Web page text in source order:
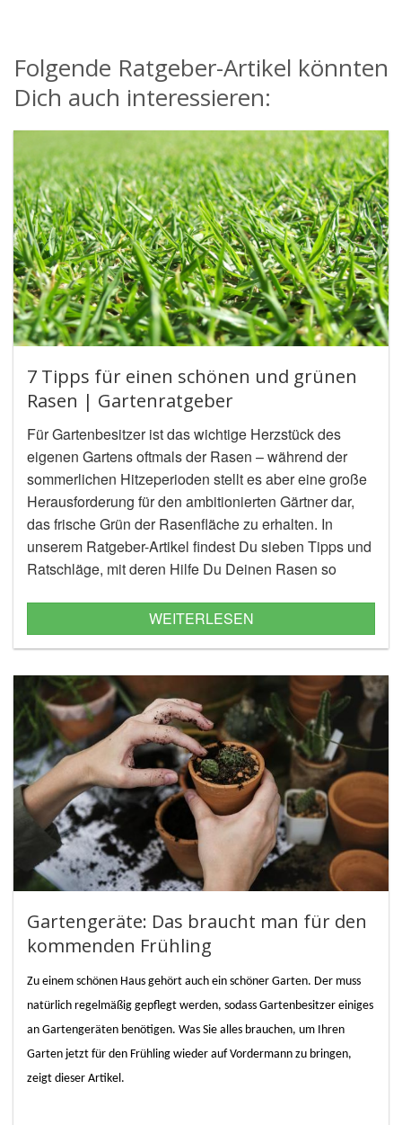
Folgende Ratgeber-Artikel könnten
Dich auch interessieren:
7 Tipps für einen schönen und grünen
Rasen | Gartenratgeber
Für Gartenbesitzer ist das wichtige Herzstück des
eigenen Gartens oftmals der Rasen – während der
sommerlichen Hitzeperioden stellt es aber eine große
Herausforderung für den ambitionierten Gärtner dar,
das frische Grün der Rasenfläche zu erhalten. In
unserem Ratgeber-Artikel findest Du sieben Tipps und
Ratschläge, mit deren Hilfe Du Deinen Rasen so
WEITERLESEN
Gartengeräte: Das braucht man für den
kommenden Frühling
Zu einem schönen Haus gehört auch ein schöner Garten. Der muss
natürlich regelmäßig gepflegt werden, sodass Gartenbesitzer einiges
an Gartengeräten benötigen. Was Sie alles brauchen, um Ihren
Garten jetzt für den Frühling wieder auf Vordermann zu bringen,
zeigt dieser Artikel.